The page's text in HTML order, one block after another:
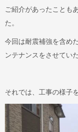
ご紹介があったことも
た。
今回は耐震補強を含め
ンテナンスをさせてい
それでは、工事の様子